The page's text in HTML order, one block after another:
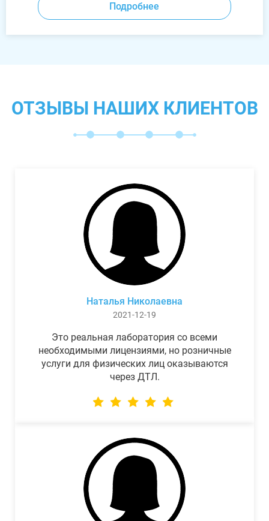
Подробнее
ОТЗЫВЫ НАШИХ КЛИЕНТОВ
Наталья Николаевна
2021-12-19
Это реальная лаборатория со всеми
необходимыми лицензиями, но розничные
услуги для физических лиц оказываются
через ДТЛ.